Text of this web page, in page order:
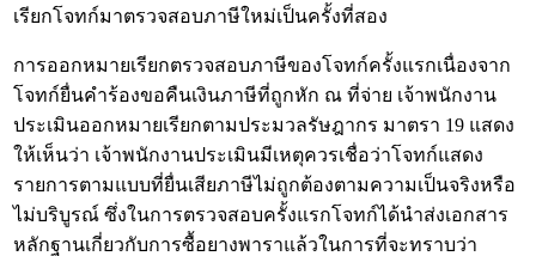
เรียกโจทก์มาตรวจสอบภาษีใหม่เป็นครั้งที่สอง
การออกหมายเรียกตรวจสอบภาษีของโจทก์ครั้งแรกเนื่องจาก
โจทก์ยื่นคำร้องขอคืนเงินภาษีที่ถูกหัก ณ ที่จ่าย เจ้าพนักงาน
ประเมินออกหมายเรียกตามประมวลรัษฎากร มาตรา 19 แสดง
ให้เห็นว่า เจ้าพนักงานประเมินมีเหตุควรเชื่อว่าโจทก์แสดง
รายการตามแบบที่ยื่นเสียภาษีไม่ถูกต้องตามความเป็นจริงหรือ
ไม่บริบูรณ์ ซึ่งในการตรวจสอบครั้งแรกโจทก์ได้นำส่งเอกสาร
หลักฐานเกี่ยวกับการซื้อยางพาราแล้วในการที่จะทราบว่า